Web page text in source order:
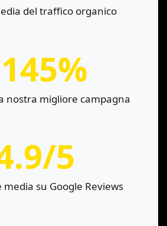
del traffico organico
nostra migliore campagna
5
su Google Reviews